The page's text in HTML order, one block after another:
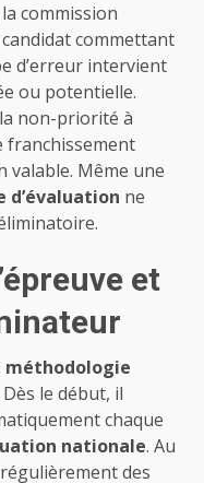
commission
commettant
d’erreur intervient
ou potentielle.
non-priorité à
franchissement
valable. Même une
d’évaluation ne
et
méthodologie
le début, il
chaque
nationale. Au
des